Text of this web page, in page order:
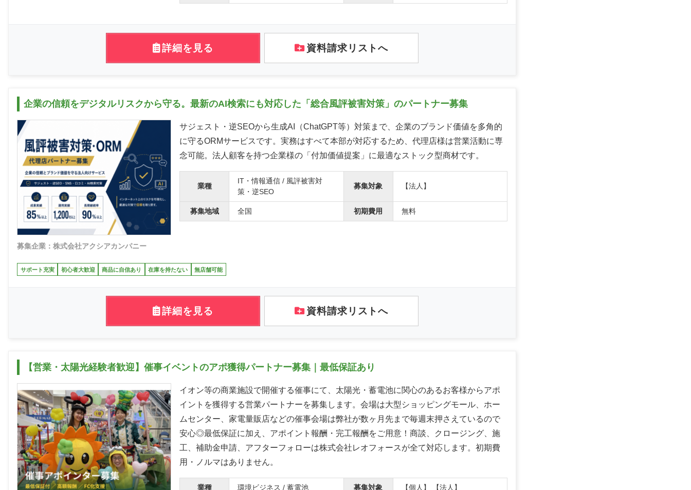
詳細を見る 資料請求リストへ
企業の信頼をデジタルリスクから守る。最新のAI検索にも対応した「総合風評被害対策」のパートナー募集
募集企業：株式会社アクシアカンパニー
サジェスト・逆SEOから生成AI（ChatGPT等）対策まで、企業のブランド価値を多角的
に守るORMサービスです。実務はすべて本部が対応するため、代理店様は営業活動に専
念可能。法人顧客を持つ企業様の「付加価値提案」に最適なストック型商材です。
業種
IT・情報通信 / 風評被害対
策・逆SEO
募集対象 【法人】
募集地域 全国 初期費用 無料
サポート充実 初心者大歓迎 商品に自信あり 在庫を持たない 無店舗可能
詳細を見る 資料請求リストへ
【営業・太陽光経験者歓迎】催事イベントのアポ獲得パートナー募集｜最低保証あり
イオン等の商業施設で開催する催事にて、太陽光・蓄電池に関心のあるお客様からアポ
イントを獲得する営業パートナーを募集します。会場は大型ショッピングモール、ホー
ムセンター、家電量販店などの催事会場は弊社が数ヶ月先まで毎週末押さえているので
安心◎最低保証に加え、アポイント報酬・完工報酬をご用意！商談、クロージング、施
工、補助金申請、アフターフォローは株式会社レオフォースが全て対応します。初期費
用・ノルマはありません。
業種 環境ビジネス / 蓄電池 募集対象 【個人】 【法人】